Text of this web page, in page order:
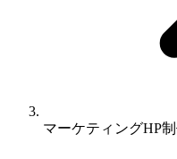
マーケティングHP